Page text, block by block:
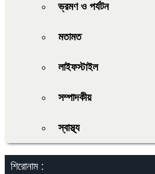
ভ্রমণ ও পর্যটন
মতামত
লাইফস্টাইল
সম্পাদকীয়
স্বাস্থ্য
শিরোনাম :